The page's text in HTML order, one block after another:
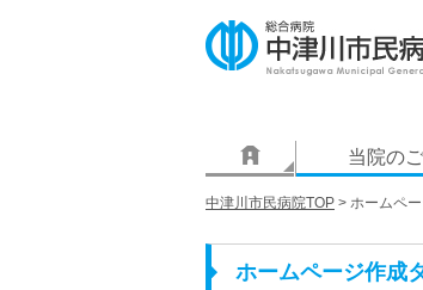
当院の
中津川市民病院TOP > ホームペ
ホームページ作